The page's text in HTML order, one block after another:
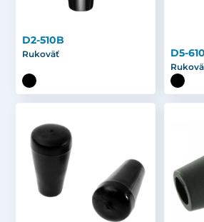
D2-510B
Rukoväť D5-